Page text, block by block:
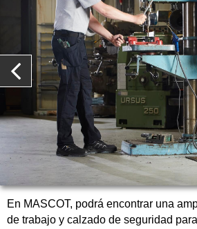
En MASCOT, podrá encontrar una
de trabajo y calzado de seguridad